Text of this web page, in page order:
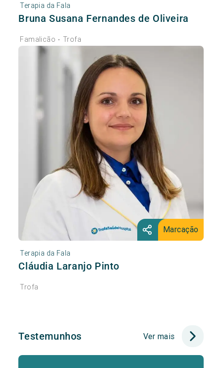
Terapia da Fala
Bruna Susana Fernandes de Oliveira
Famalicão • Trofa
Marcação
Terapia da Fala
Cláudia Laranjo Pinto
Trofa
Testemunhos Ver mais